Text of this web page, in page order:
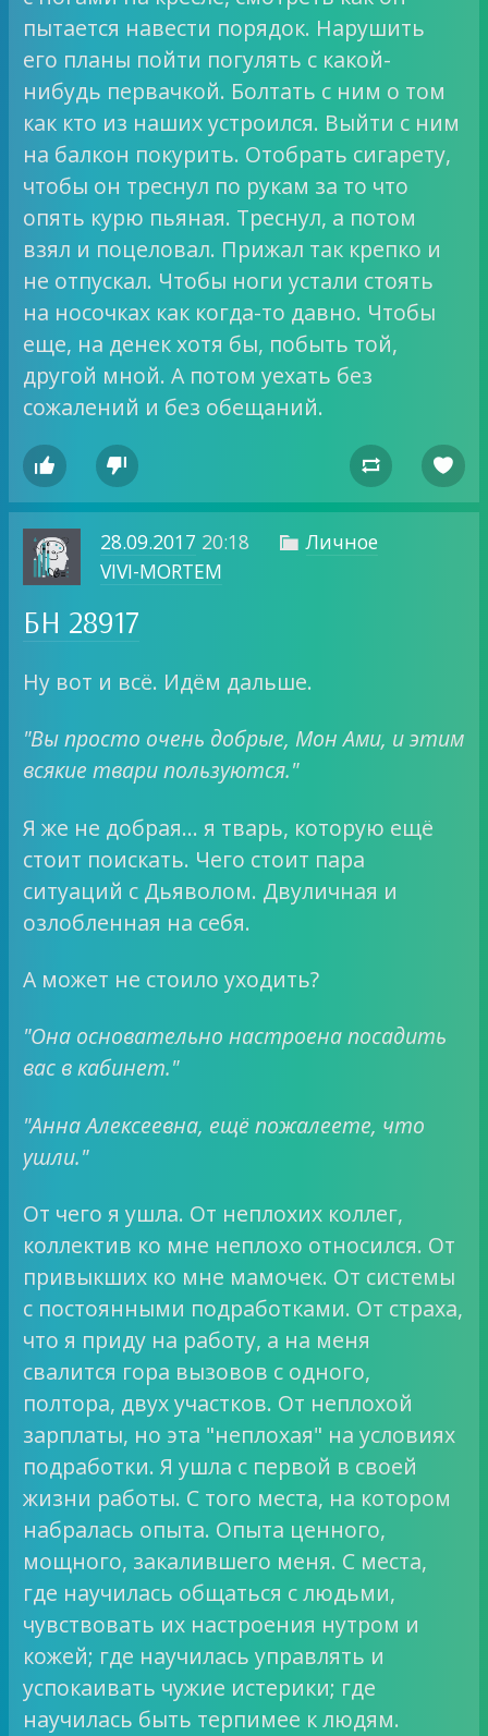
пытается навести порядок. Нарушить
его планы пойти погулять с какой-
нибудь первачкой. Болтать с ним о том
как кто из наших устроился. Выйти с ним
на балкон покурить. Отобрать сигарету,
чтобы он треснул по рукам за то что
опять курю пьяная. Треснул, а потом
взял и поцеловал. Прижал так крепко и
не отпускал. Чтобы ноги устали стоять
на носочках как когда-то давно. Чтобы
еще, на денек хотя бы, побыть той,
другой мной. А потом уехать без
сожалений и без обещаний.
   
28.09.2017 20:18  Личное
VIVI-MORTEM
БН 28917
Ну вот и всё. Идём дальше.
"Вы просто очень добрые, Мон Ами, и этим
всякие твари пользуются."
Я же не добрая… я тварь, которую ещё
стоит поискать. Чего стоит пара
ситуаций с Дьяволом. Двуличная и
озлобленная на себя.
А может не стоило уходить?
"Она основательно настроена посадить
вас в кабинет."
"Анна Алексеевна, ещё пожалеете, что
ушли."
От чего я ушла. От неплохих коллег,
коллектив ко мне неплохо относился. От
привыкших ко мне мамочек. От системы
с постоянными подработками. От страха,
что я приду на работу, а на меня
свалится гора вызовов с одного,
полтора, двух участков. От неплохой
зарплаты, но эта "неплохая" на условиях
подработки. Я ушла с первой в своей
жизни работы. С того места, на котором
набралась опыта. Опыта ценного,
мощного, закалившего меня. С места,
где научилась общаться с людьми,
чувствовать их настроения нутром и
кожей; где научилась управлять и
успокаивать чужие истерики; где
научилась быть терпимее к людям.